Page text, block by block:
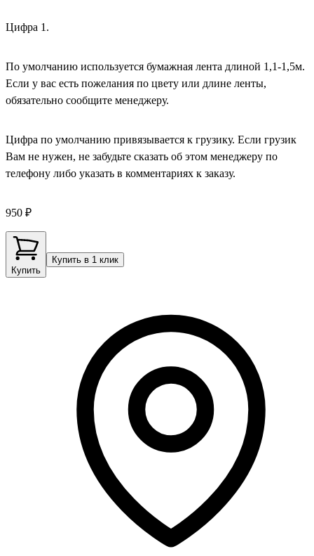
Цифра 1.
По умолчанию используется бумажная лента длиной 1,1-1,5м.
Если у вас есть пожелания по цвету или длине ленты,
обязательно сообщите менеджеру.
Цифра по умолчанию привязывается к грузику. Если грузик
Вам не нужен, не забудьте сказать об этом менеджеру по
телефону либо указать в комментариях к заказу.
950 ₽
Купить
Купить в 1 клик